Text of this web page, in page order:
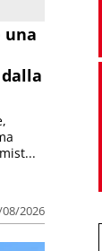
una
2026